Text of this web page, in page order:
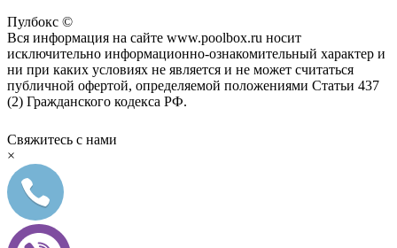
Пулбокс ©
Вся информация на сайте www.poolbox.ru носит
исключительно информационно-ознакомительный характер и
ни при каких условиях не является и не может считаться
публичной офертой, определяемой положениями Статьи 437
(2) Гражданского кодекса РФ.
Свяжитесь с нами
×